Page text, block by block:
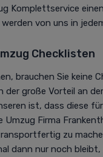
Komplettservice
von uns in
Checklisten
brauchen Sie keine
der große Vorteil an
ist, dass diese für
Umzug Firma
zu
dann nur noch